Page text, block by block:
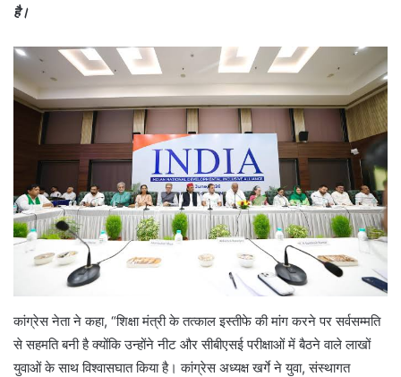
है।
कांग्रेस नेता ने कहा, “शिक्षा मंत्री के तत्काल इस्तीफे की मांग करने पर सर्वसम्मति
से सहमति बनी है क्योंकि उन्होंने नीट और सीबीएसई परीक्षाओं में बैठने वाले लाखों
युवाओं के साथ विश्वासघात किया है। कांग्रेस अध्यक्ष खर्गे ने युवा, संस्थागत